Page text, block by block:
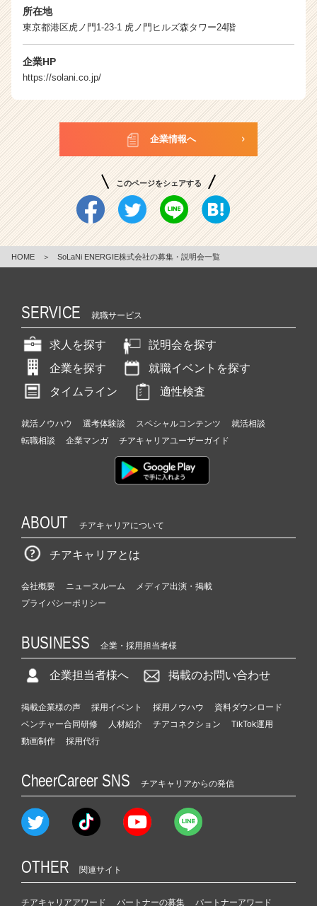
所在地
東京都港区虎ノ門1-23-1 虎ノ門ヒルズ森タワー24階
企業HP
https://solani.co.jp/
企業情報へ
このページをシェアする
HOME ＞ SoLaNi ENERGIE株式会社の募集・説明会一覧
SERVICE 就職サービス
求人を探す
説明会を探す
企業を探す
就職イベントを探す
タイムライン
適性検査
就活ノウハウ 選考体験談 スペシャルコンテンツ
就活相談
転職相談
企業マンガ チアキャリアユーザーガイド
ABOUT チアキャリアについて
チアキャリアとは
会社概要 ニュースルーム
メディア出演・掲載
プライバシーポリシー
BUSINESS 企業・採用担当者様
企業担当者様へ 掲載のお問い合わせ
掲載企業様の声 採用イベント 採用ノウハウ
資料ダウンロード
ベンチャー合同研修
人材紹介 チアコネクション
TikTok運用
動画制作
採用代行
CheerCareer SNS チアキャリアからの発信
OTHER 関連サイト
チアキャリアアワード パートナーの募集 パートナーアワード